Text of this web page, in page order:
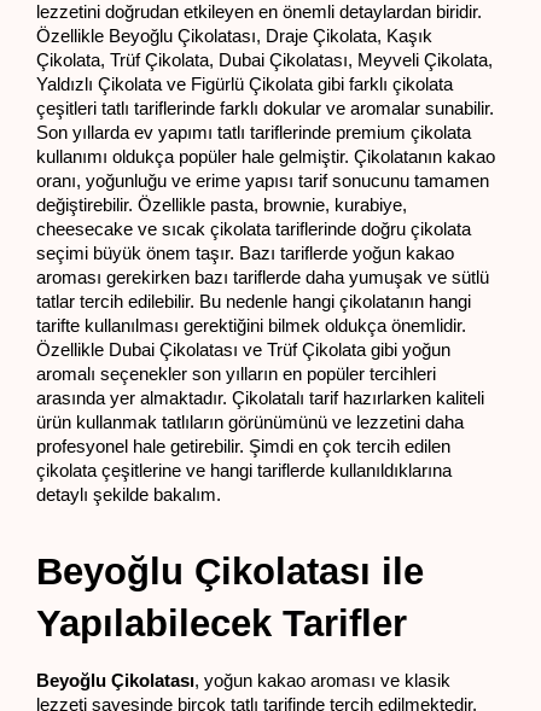
lezzetini doğrudan etkileyen en önemli detaylardan biridir.
Özellikle Beyoğlu Çikolatası, Draje Çikolata, Kaşık
Çikolata, Trüf Çikolata, Dubai Çikolatası, Meyveli Çikolata,
Yaldızlı Çikolata ve Figürlü Çikolata gibi farklı çikolata
çeşitleri tatlı tariflerinde farklı dokular ve aromalar sunabilir.
Son yıllarda ev yapımı tatlı tariflerinde premium çikolata
kullanımı oldukça popüler hale gelmiştir. Çikolatanın kakao
oranı, yoğunluğu ve erime yapısı tarif sonucunu tamamen
değiştirebilir. Özellikle pasta, brownie, kurabiye,
cheesecake ve sıcak çikolata tariflerinde doğru çikolata
seçimi büyük önem taşır. Bazı tariflerde yoğun kakao
aroması gerekirken bazı tariflerde daha yumuşak ve sütlü
tatlar tercih edilebilir. Bu nedenle hangi çikolatanın hangi
tarifte kullanılması gerektiğini bilmek oldukça önemlidir.
Özellikle Dubai Çikolatası ve Trüf Çikolata gibi yoğun
aromalı seçenekler son yılların en popüler tercihleri
arasında yer almaktadır. Çikolatalı tarif hazırlarken kaliteli
ürün kullanmak tatlıların görünümünü ve lezzetini daha
profesyonel hale getirebilir. Şimdi en çok tercih edilen
çikolata çeşitlerine ve hangi tariflerde kullanıldıklarına
detaylı şekilde bakalım.
Beyoğlu Çikolatası ile
Yapılabilecek Tarifler
Beyoğlu Çikolatası, yoğun kakao aroması ve klasik
lezzeti sayesinde birçok tatlı tarifinde tercih edilmektedir.